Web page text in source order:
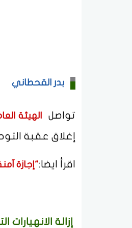
بدر القحطاني
تواصل الهيئة
إغلاق عقبة
اقرأ ايضا:"إجازة
إزالة